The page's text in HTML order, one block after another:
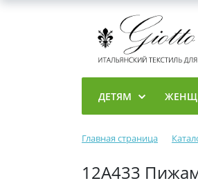
ДЕТЯМ
Главная страница
12A433